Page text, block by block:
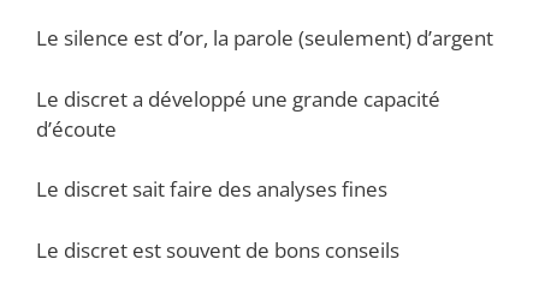
Le silence est d’or, la parole (seulement) d’argent
Le discret a développé une grande capacité
d’écoute
Le discret sait faire des analyses fines
Le discret est souvent de bons conseils